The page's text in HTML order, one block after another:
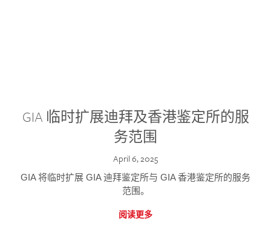
GIA 临时扩展迪拜及香港鉴定所的服
务范围
April 6, 2025
GIA 将临时扩展 GIA 迪拜鉴定所与 GIA 香港鉴定所的服务
范围。
阅读更多